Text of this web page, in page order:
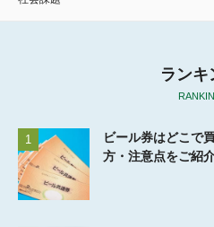
ランキ
1
ビール券はどこで
方・注意点をご紹